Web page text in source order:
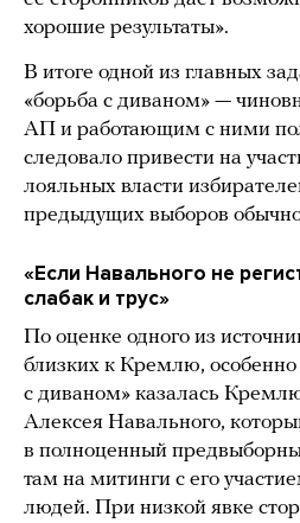
хорошие результаты».
В итоге одной из главных
«борьба с диваном» —
АП и работающим с ними
следовало привести на
лояльных власти
предыдущих выборов
«Если Навального не
слабак и трус»
По оценке одного из
близких к Кремлю,
с диваном» казалась
Алексея Навального,
в полноценный
там на митинги с его
людей. При низкой явке